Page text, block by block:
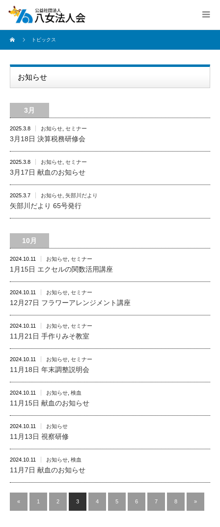
トピックス
お知らせ
3月
2025.3.8 お知らせ セミナー
3月18日 決算税務研修会
2025.3.8 お知らせ セミナー
3月17日 献血のお知らせ
2025.3.7 お知らせ 矢部川だより
矢部川だより 65号発行
10月
2024.10.11 お知らせ セミナー
1月15日 エクセルの関数活用講座
2024.10.11 お知らせ セミナー
12月27日 フラワーアレンジメント講座
2024.10.11 お知らせ セミナー
11月21日 手作りみそ教室
2024.10.11 お知らせ セミナー
11月18日 年末調整説明会
2024.10.11 お知らせ 検血
11月15日 献血のお知らせ
2024.10.11 お知らせ
11月13日 視察研修
2024.10.11 お知らせ 検血
11月7日 献血のお知らせ
« 1 2 3 4 5 6 7 8 »